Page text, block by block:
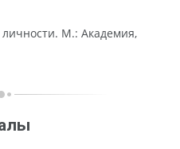
М.: Академия,